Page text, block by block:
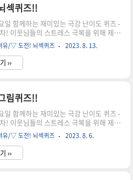
력을 최대한 발휘해 보세요. 문제를 다 푸
래의 정답 확인으로↓↓↓ [퀴즈 정답 공
042 정답은? 'H2O=물' 입니다. 좌측의
6에 있는 성냥개비를 아래와 같이 옮기
H20=물 입니다. [출처] 뇌섹퀴즈, 좋은
지음 ▶함께 보면 좋은 재미있는 퀴즈
섹퀴즈!!
일 함께하는 재미있는 극강 난이도 퀴즈 -
! 이웃님들의 스트레스 극복을 위해 제공
강 난이도 퀴즈문제"입니다. 원래 힘이
힘든 일에 집중해서 아무 생각 안하는게
. 그래서 준비한 극강 퀴즈입니다. 골때
들을 풀며 집중하다보면 어느새 삶의 고
력을 최대한 발휘해 보세요. 문제를 다 푸
래의 정답 확인으로↓↓↓ [퀴즈 정답 공
041 정답은? 아래와 같습니다. 통나무
암시(통나무 영어로 log)하며, 정답은 아
니다. [출처] 뇌섹퀴즈, 좋은땅, 서범식 지
보면 좋은 재미있는 퀴즈 문제 재미있는
유/▽ 도전! 뇌섹퀴즈 2023. 8. 13.
››
림퀴즈!!
일 함께하는 재미있는 극강 난이도 퀴즈 -
! 이웃님들의 스트레스 극복을 위해 제공
강 난이도 퀴즈문제"입니다. 원래 힘이
힘든 일에 집중해서 아무 생각 안하는게
. 그래서 준비한 극강 퀴즈입니다. 골때
들을 풀며 집중하다보면 어느새 삶의 고
유/▽ 도전! 뇌섹퀴즈 2023. 8. 6.
››